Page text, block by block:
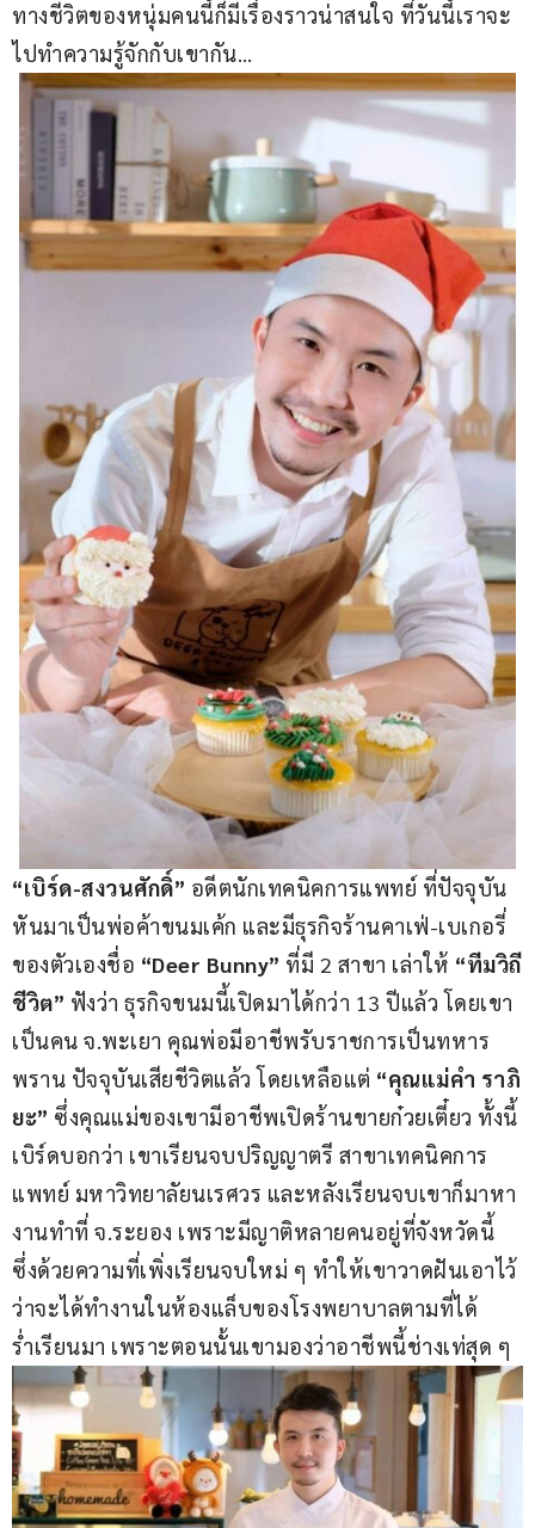
ทางชีวิตของหนุ่มคนนี้ก็มีเรื่องราวน่าสนใจ ที่วันนี้เราจะ
ไปทำความรู้จักกับเขากัน…
“เบิร์ด-สงวนศักดิ์” อดีตนักเทคนิคการแพทย์ ที่ปัจจุบัน
หันมาเป็นพ่อค้าขนมเค้ก และมีธุรกิจร้านคาเฟ่-เบเกอรี่
ของตัวเองชื่อ “Deer Bunny” ที่มี 2 สาขา เล่าให้ “ทีมวิถี
ชีวิต” ฟังว่า ธุรกิจขนมนี้เปิดมาได้กว่า 13 ปีแล้ว โดยเขา
เป็นคน จ.พะเยา คุณพ่อมีอาชีพรับราชการเป็นทหาร
พราน ปัจจุบันเสียชีวิตแล้ว โดยเหลือแต่ “คุณแม่คำ ราภิ
ยะ” ซึ่งคุณแม่ของเขามีอาชีพเปิดร้านขายก๋วยเตี๋ยว ทั้งนี้
เบิร์ดบอกว่า เขาเรียนจบปริญญาตรี สาขาเทคนิคการ
แพทย์ มหาวิทยาลัยนเรศวร และหลังเรียนจบเขาก็มาหา
งานทำที่ จ.ระยอง เพราะมีญาติหลายคนอยู่ที่จังหวัดนี้
ซึ่งด้วยความที่เพิ่งเรียนจบใหม่ ๆ ทำให้เขาวาดฝันเอาไว้
ว่าจะได้ทำงานในห้องแล็บของโรงพยาบาลตามที่ได้
ร่ำเรียนมา เพราะตอนนั้นเขามองว่าอาชีพนี้ช่างเท่สุด ๆ